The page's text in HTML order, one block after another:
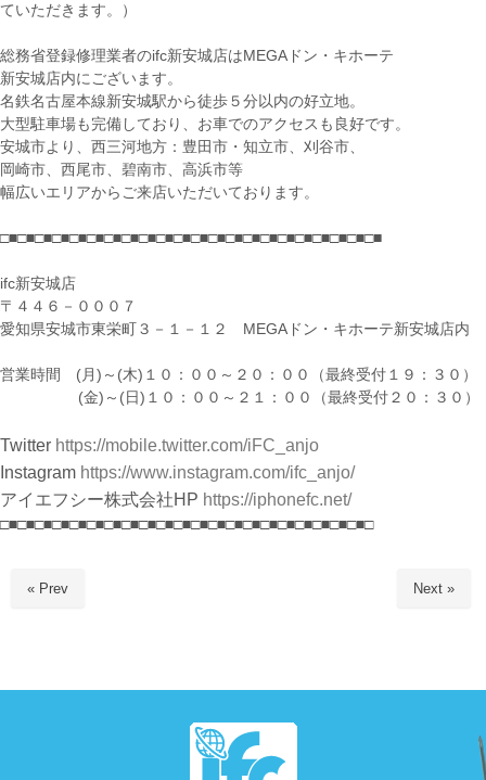
ていただきます。）
総務省登録修理業者のifc新安城店はMEGAドン・キホーテ
新安城店内にございます。
名鉄名古屋本線新安城駅から徒歩５分以内の好立地。
大型駐車場も完備しており、お車でのアクセスも良好です。
安城市より、西三河地方：豊田市・知立市、刈谷市、
岡崎市、西尾市、碧南市、高浜市等
幅広いエリアからご来店いただいております。
□■□■□■□■□■□■□■□■□■□■□■□■□■□■□■□■□■□■□■□■□■□■
ifc新安城店
〒４４６－０００７
愛知県安城市東栄町３－１－１２ MEGAドン・キホーテ新安城店内
営業時間 (月)～(木)１０：００～２０：００（最終受付１９：３０）
(金)～(日)１０：００～２１：００（最終受付２０：３０）
Twitter https://mobile.twitter.com/iFC_anjo
Instagram https://www.instagram.com/ifc_anjo/
アイエフシー株式会社HP https://iphonefc.net/
□■□■□■□■□■□■□■□■□■□■□■□■□■□■□■□■□■□■□■□■□■□
« Prev Next »